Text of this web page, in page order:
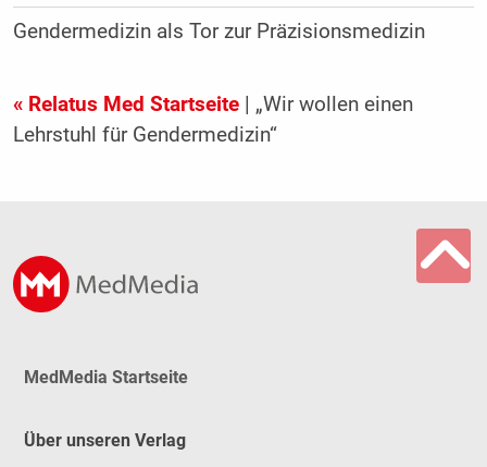
Gendermedizin als Tor zur Präzisionsmedizin
« Relatus Med Startseite| „Wir wollen einen
Lehrstuhl für Gendermedizin“
MedMedia Startseite
Über unseren Verlag